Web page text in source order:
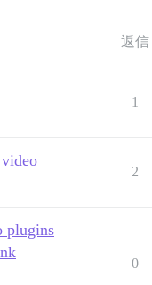
返信
1
2
plugins
0